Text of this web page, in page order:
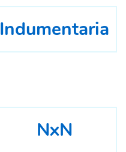
Indumentaria
NxN